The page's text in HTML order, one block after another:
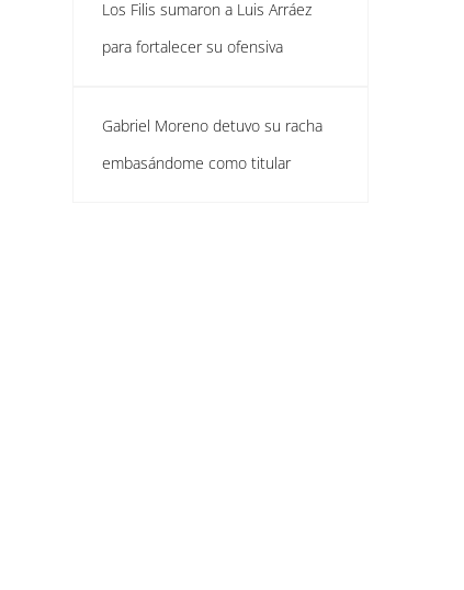
Los Filis sumaron a Luis Arráez
para fortalecer su ofensiva
Gabriel Moreno detuvo su racha
embasándome como titular